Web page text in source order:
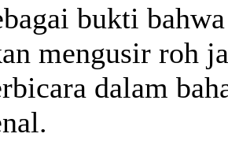
bukti
mengusir roh
dalam